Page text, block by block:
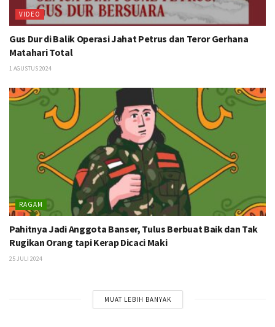
VIDEO
Gus Dur di Balik Operasi Jahat Petrus dan Teror Gerhana
Matahari Total
1 AGUSTUS 2024
RAGAM
Pahitnya Jadi Anggota Banser, Tulus Berbuat Baik dan Tak
Rugikan Orang tapi Kerap Dicaci Maki
25 JULI 2024
MUAT LEBIH BANYAK